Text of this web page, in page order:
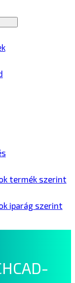
termék szerint
iparág szerint